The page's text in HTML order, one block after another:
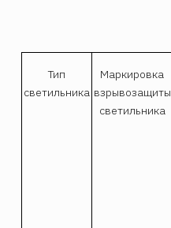
Тип
светильника
Маркировка
взрывозащиты
светильника